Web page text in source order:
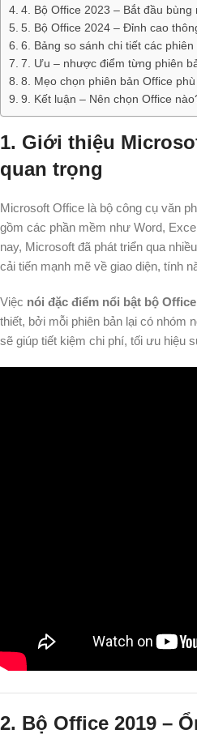
4. Bộ Office 2023 – Bắt đầu bùng
5. Bộ Office 2024 – Đỉnh cao
6. Bảng so sánh chi tiết các phiên
7. Ưu – nhược điểm từng phiên
8. Mẹo chọn phiên bản Office
9. Kết luận – Nên chọn Office
1. Giới thiệu
quan trọng
Microsoft Office là bộ công cụ văn
gồm các phần mềm như Word,
nay, Microsoft đã phát triển qua
cải tiến mạnh mẽ về giao diện, tính
Việc nói đặc điểm nổi bật bộ Office
thiết, bởi mỗi phiên bản lại có nhóm
sẽ giúp tiết kiệm chi phí, tối ưu hiệu
2. Bộ Office 2019 –